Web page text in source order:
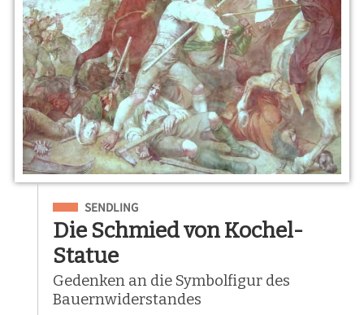
Eingeordnet unter
SENDLING
Die Schmied von Kochel-
Statue
Gedenken an die Symbolfigur des
Bauernwiderstandes